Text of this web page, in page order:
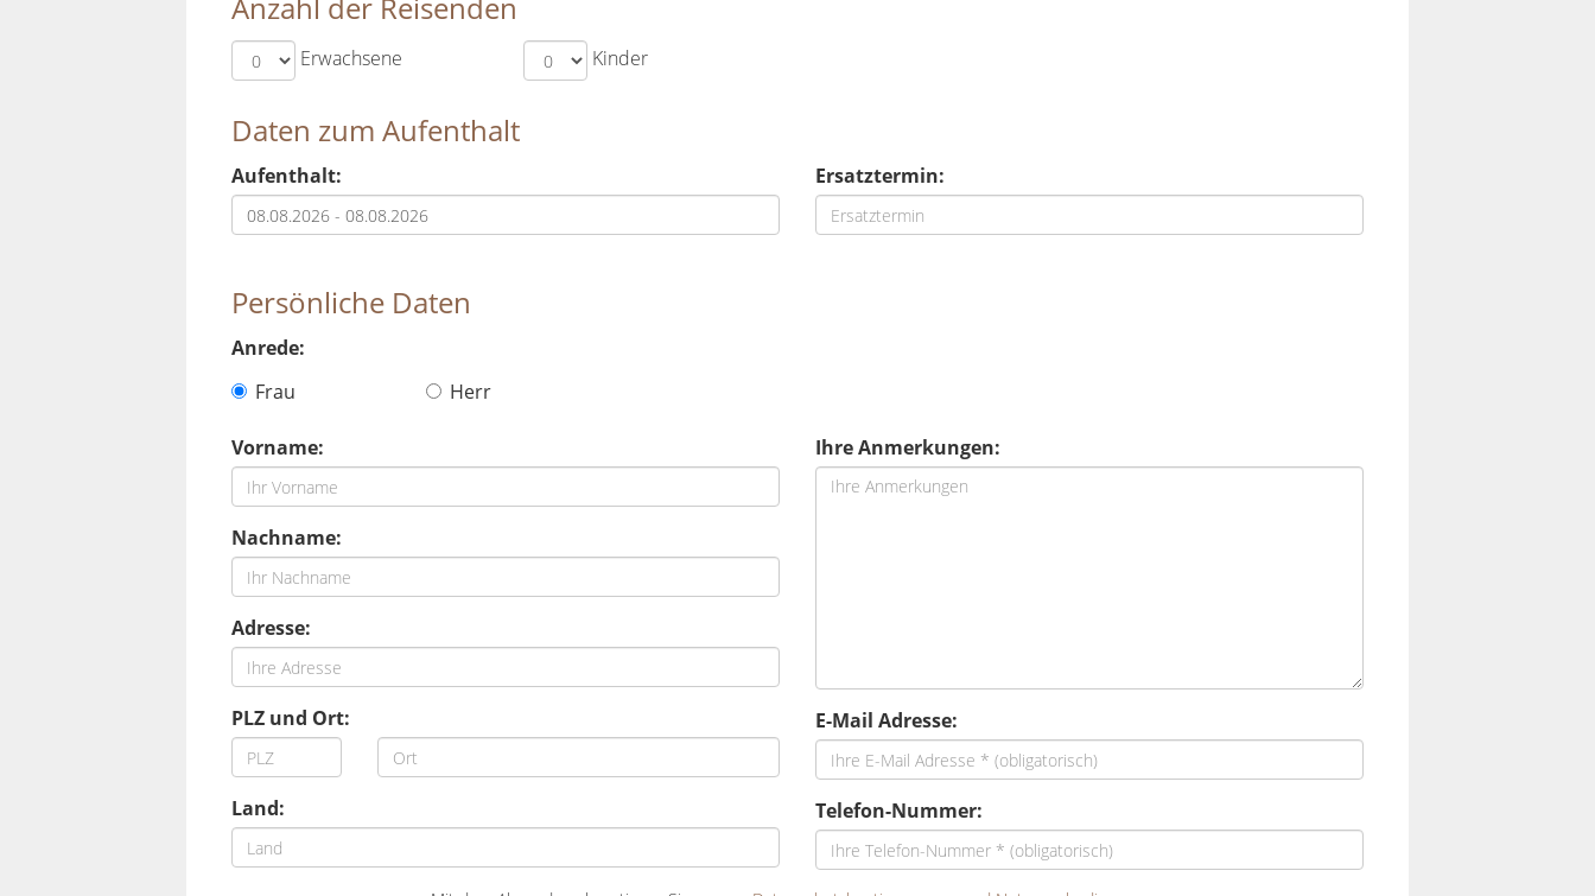
Erwachsene Kinder
Daten zum Aufenthalt
Aufenthalt: Ersatztermin:
Persönliche Daten
Anrede:
Frau
Herr
Vorname:
Nachname:
Adresse:
PLZ und Ort:
Land:
Ihre Anmerkungen:
E-Mail Adresse:
Telefon-Nummer: